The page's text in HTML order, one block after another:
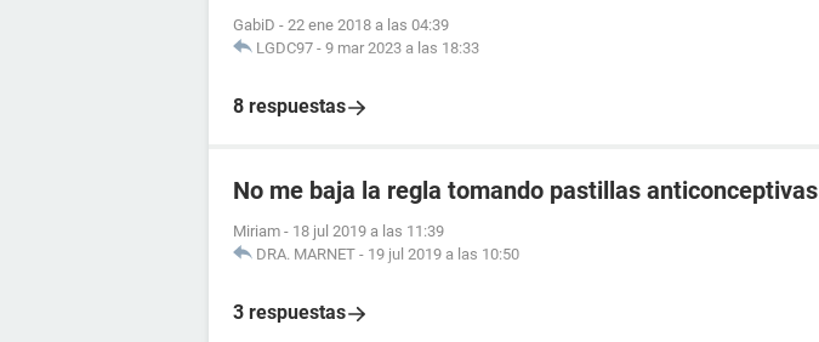
GabiD - 22 ene 2018 a las 04:39
LGDC97 - 9 mar 2023 a las 18:33
8 respuestas
No me baja la regla tomando pastillas anticonceptivas
Miriam - 18 jul 2019 a las 11:39
DRA. MARNET - 19 jul 2019 a las 10:50
3 respuestas